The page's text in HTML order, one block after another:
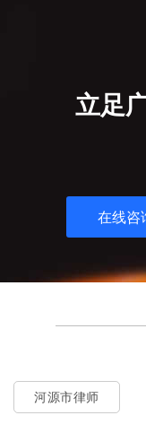
立足
在线咨
河源市律师